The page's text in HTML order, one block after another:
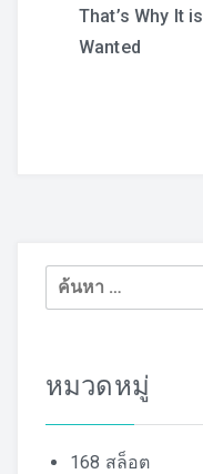
That’s Why It is
Wanted
ค้นหา
สำหรับ:
หมวดหมู่
168 สล็อต